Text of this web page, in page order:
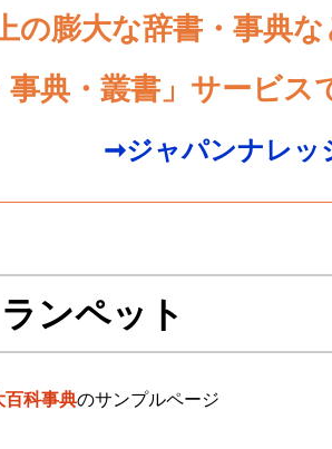
の膨大な辞書・事典
典・叢書」サービス
➞ジャパンナレッ
ランペット
百科事典のサンプルページ